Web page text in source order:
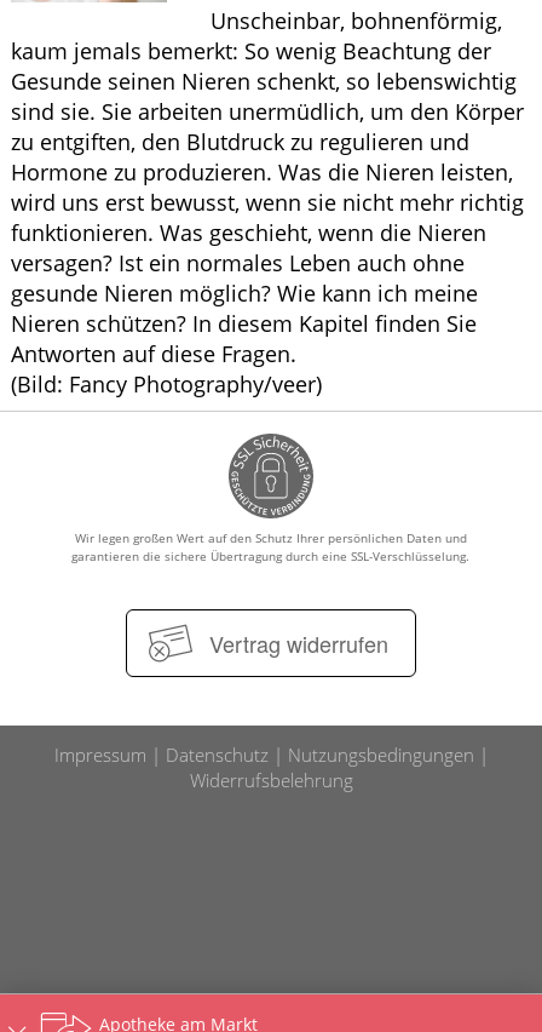
Unscheinbar, bohnenförmig,
kaum jemals bemerkt: So wenig Beachtung der
Gesunde seinen Nieren schenkt, so lebenswichtig
sind sie. Sie arbeiten unermüdlich, um den Körper
zu entgiften, den Blutdruck zu regulieren und
Hormone zu produzieren. Was die Nieren leisten,
wird uns erst bewusst, wenn sie nicht mehr richtig
funktionieren. Was geschieht, wenn die Nieren
versagen? Ist ein normales Leben auch ohne
gesunde Nieren möglich? Wie kann ich meine
Nieren schützen? In diesem Kapitel finden Sie
Antworten auf diese Fragen.
(Bild: Fancy Photography/veer)
Wir legen großen Wert auf den Schutz Ihrer persönlichen Daten und
garantieren die sichere Übertragung durch eine SSL-Verschlüsselung.
Vertrag widerrufen
Impressum Datenschutz
Nutzungsbedingungen
Widerrufsbelehrung
Apotheke am Markt